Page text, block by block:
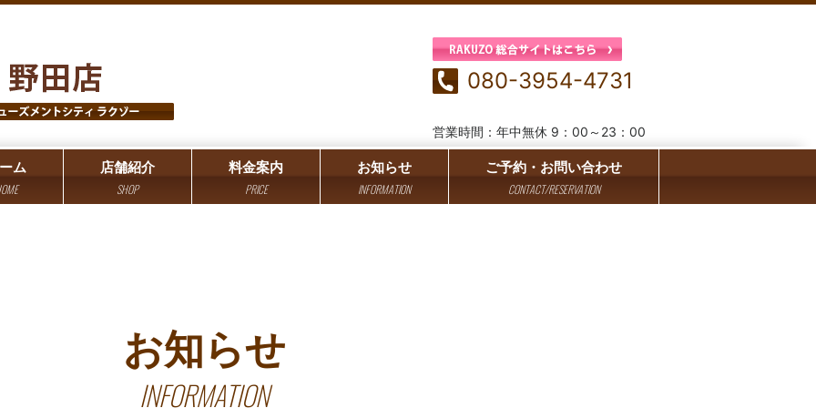
080-3954-4731
営業時間：年中無休 9：00～23：00
ム 店舗紹介
SHOP
料金案内
PRICE
お知らせ
INFORMATION
ご予約・お問い合わせ
CONTACT/RESERVATION
お知らせ
INFORMATION